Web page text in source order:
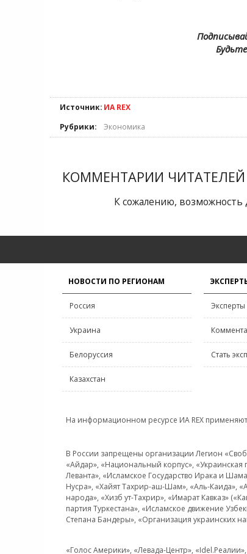
Источник: ИА REX
Рубрики:
Экономика
КОММЕНТАРИИ ЧИТАТЕЛЕЙ
К сожалению,
НОВОСТИ ПО РЕГИОНАМ
Россия
Украина
Белоруссия
Казахстан
Эксперты
Стать
На информационном ресурсе ИА REX
В России запрещены организации Легион
«Айдар», «Национальный корпус», «Украинская
Леванта», «Исламское Государство Ирака и
Нусра», «Хайят Тахрир-аш-Шам», «Аль-Каида»,
народа», «Хизб ут-Тахрир», «Имарат Кавказ»
партия Туркестана», «Исламское движение
Степана Бандеры», «Организация украинских
«Голос Америки», «Левада-Центр»,